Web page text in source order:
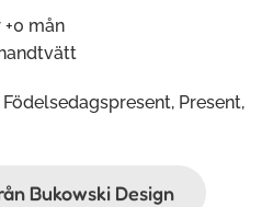
mån
Present,
Bukowski Design